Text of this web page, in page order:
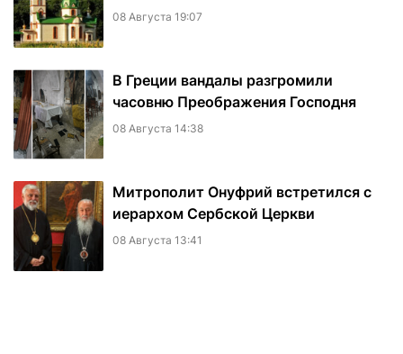
08 Августа 19:07
В Греции вандалы разгромили
часовню Преображения Господня
08 Августа 14:38
Митрополит Онуфрий встретился с
иерархом Сербской Церкви
08 Августа 13:41